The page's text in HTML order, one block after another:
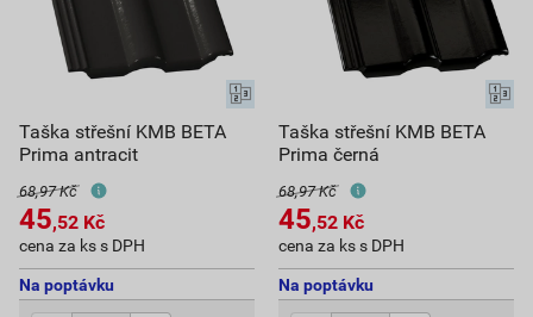
Taška střešní KMB BETA
Prima antracit
68,97 Kč
45,52 Kč
cena za ks s DPH
Na poptávku
Taška střešní KMB BETA
Prima černá
68,97 Kč
45,52 Kč
cena za ks s DPH
Na poptávku